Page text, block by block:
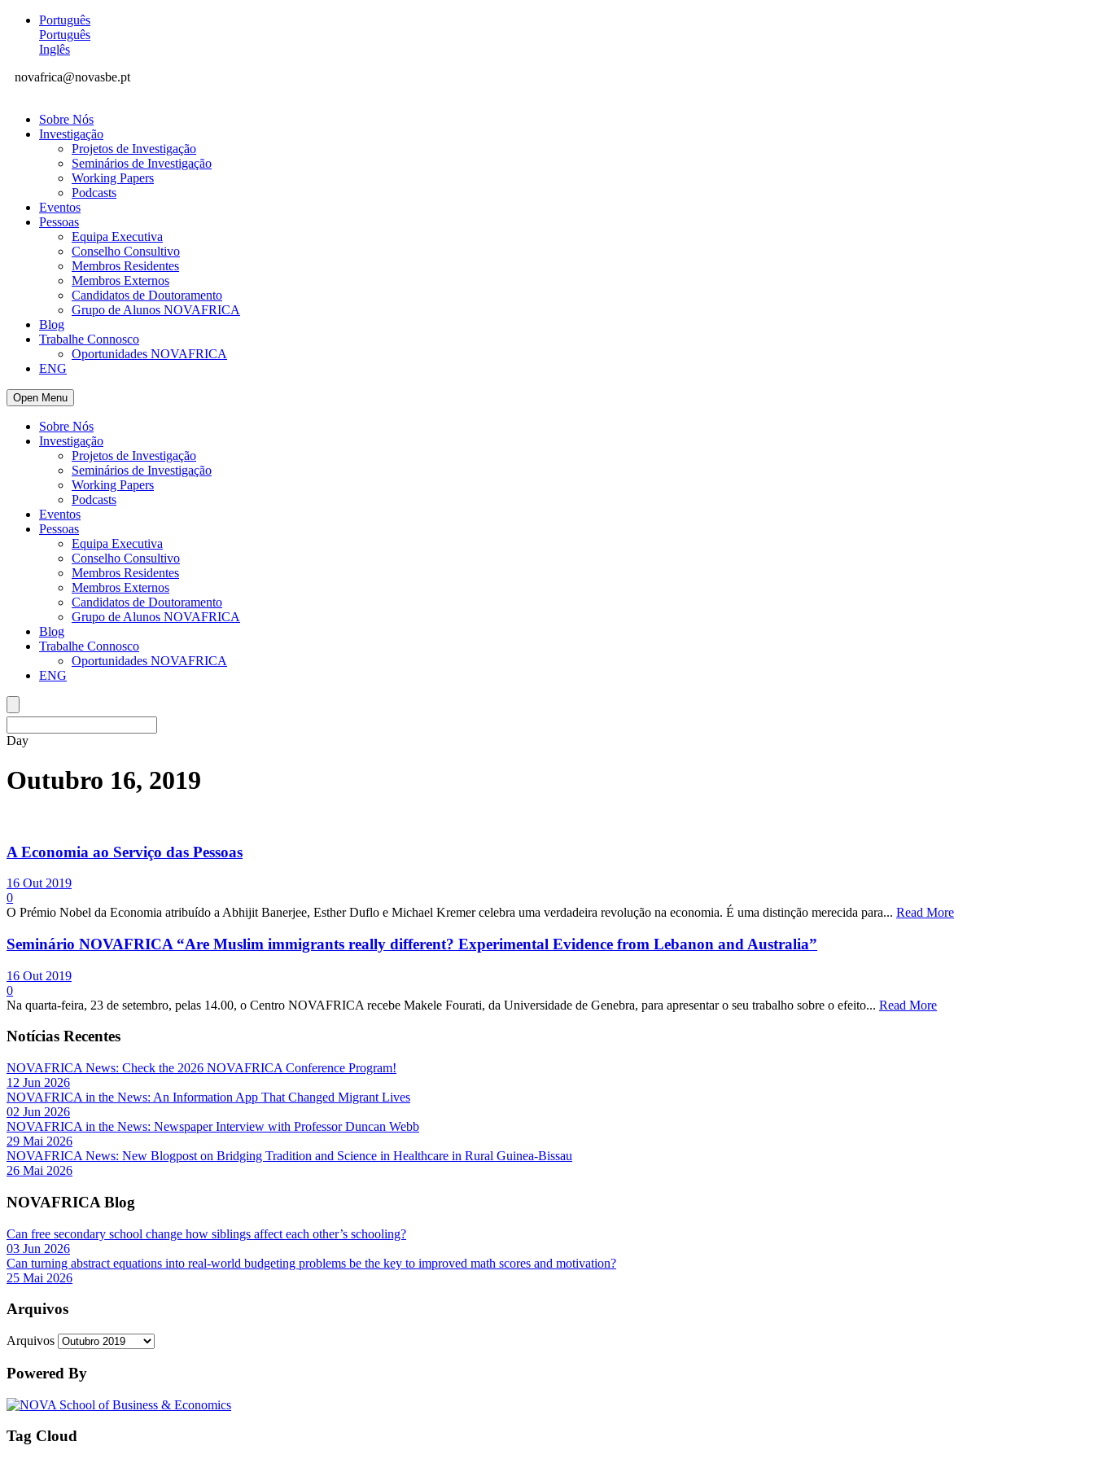
Português
Português
Inglês
novafrica@novasbe.pt
Sobre Nós
Investigação
Projetos de Investigação
Seminários de Investigação
Working Papers
Podcasts
Eventos
Pessoas
Equipa Executiva
Conselho Consultivo
Membros Residentes
Membros Externos
Candidatos de Doutoramento
Grupo de Alunos NOVAFRICA
Blog
Trabalhe Connosco
Oportunidades NOVAFRICA
ENG
Open Menu
Sobre Nós
Investigação
Projetos de Investigação
Seminários de Investigação
Working Papers
Podcasts
Eventos
Pessoas
Equipa Executiva
Conselho Consultivo
Membros Residentes
Membros Externos
Candidatos de Doutoramento
Grupo de Alunos NOVAFRICA
Blog
Trabalhe Connosco
Oportunidades NOVAFRICA
ENG
Day
Outubro 16, 2019
A Economia ao Serviço das Pessoas
16 Out 2019
0
O Prémio Nobel da Economia atribuído a Abhijit Banerjee, Esther Duflo e Michael Kremer celebra uma verdadeira revolução na economia. É uma distinção merecida para... Read More
Seminário NOVAFRICA “Are Muslim immigrants really different? Experimental Evidence from Lebanon and Australia”
16 Out 2019
0
Na quarta-feira, 23 de setembro, pelas 14.00, o Centro NOVAFRICA recebe Makele Fourati, da Universidade de Genebra, para apresentar o seu trabalho sobre o efeito... Read More
Notícias Recentes
NOVAFRICA News: Check the 2026 NOVAFRICA Conference Program!
12 Jun 2026
NOVAFRICA in the News: An Information App That Changed Migrant Lives
02 Jun 2026
NOVAFRICA in the News: Newspaper Interview with Professor Duncan Webb
29 Mai 2026
NOVAFRICA News: New Blogpost on Bridging Tradition and Science in Healthcare in Rural Guinea-Bissau
26 Mai 2026
NOVAFRICA Blog
Can free secondary school change how siblings affect each other’s schooling?
03 Jun 2026
Can turning abstract equations into real-world budgeting problems be the key to improved math scores and motivation?
25 Mai 2026
Arquivos
Arquivos
Powered By
Tag Cloud